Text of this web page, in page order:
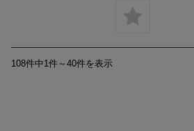
108件中1件～40件を表示